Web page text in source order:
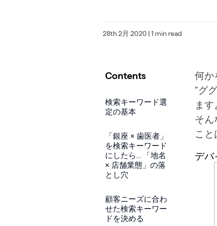
28th 2月 2020 | 1 min read
Contents
検索キーワード選
定の基本
「銀座 × 歯医者」
を検索キーワード
にしたら… 「地名
× 店舗業態」の落
とし穴
顧客ニーズに合わ
せた検索キーワー
ドを決める
何か
”グ
ま
そん
こ
デバ